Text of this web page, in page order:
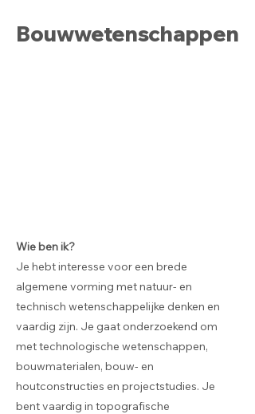
Bouwwetenschappen
Wie ben ik?
Je hebt interesse voor een brede
algemene vorming met natuur- en
technisch wetenschappelijke denken en
vaardig zijn. Je gaat onderzoekend om
met technologische wetenschappen,
bouwmaterialen, bouw- en
houtconstructies en projectstudies. Je
bent vaardig in topografische